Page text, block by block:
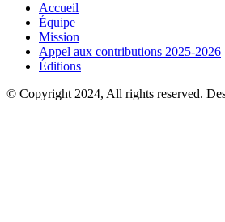
Accueil
Équipe
Mission
Appel aux contributions 2025-2026
Éditions
© Copyright 2024, All rights reserved.